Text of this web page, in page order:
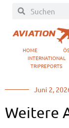
HOME
INTERNATIONAL
TRIPREPORTS
Juni 2,
Weitere